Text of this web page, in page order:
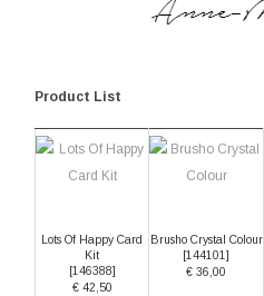
Product List
Lots Of Happy Card
Kit
146388
€ 42,50
Brusho Crystal Colour
[144101
€ 36,00